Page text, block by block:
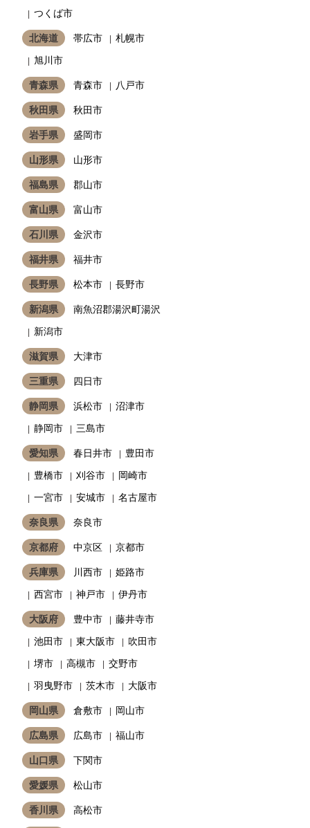
つくば市
北海道 帯広市
札幌市
旭川市
青森県 青森市 八戸市
秋田県 秋田市
岩手県 盛岡市
山形県 山形市
福島県 郡山市
富山県 富山市
石川県 金沢市
福井県 福井市
長野県 松本市 長野市
新潟県
南魚沼郡湯沢町湯沢
新潟市
滋賀県 大津市
三重県 四日市
静岡県 浜松市
沼津市
静岡市
三島市
愛知県 春日井市
豊田市
豊橋市
刈谷市
岡崎市
一宮市
安城市 名古屋市
奈良県 奈良市
京都府 中京区 京都市
兵庫県 川西市
姫路市
西宮市
神戸市 伊丹市
大阪府 豊中市
藤井寺市
池田市
東大阪市
吹田市
堺市
高槻市
交野市
羽曳野市
茨木市 大阪市
岡山県 倉敷市 岡山市
広島県 広島市 福山市
山口県 下関市
愛媛県 松山市
香川県 高松市